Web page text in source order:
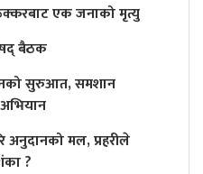
एक जनाको मृत्यु
बैठक
सुरुआत, समशान
अभियान
अनुदानको मल, प्रहरीले
?